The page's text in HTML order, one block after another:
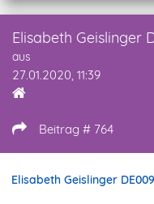
Elisabeth Geislinger
aus
27.01.2020, 11:39
Beitrag # 764
Elisabeth Geislinger